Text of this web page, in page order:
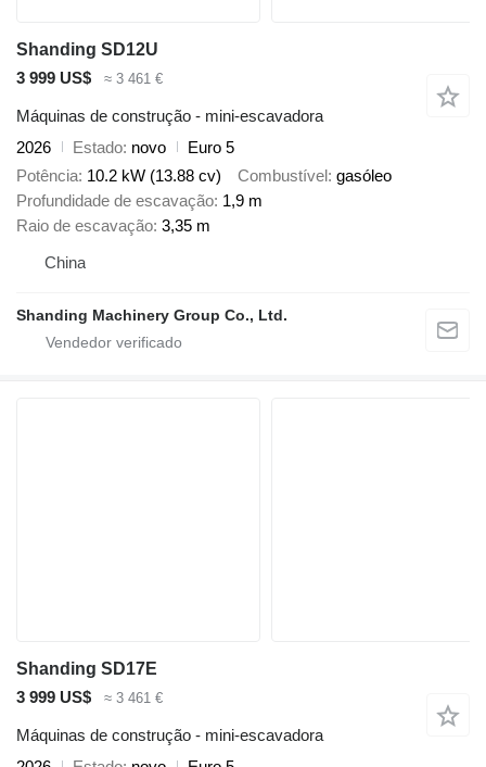
Shanding SD12U
3 999 US$
≈ 3 461 €
Máquinas de construção - mini-escavadora
2026
Estado novo
Euro 5
Potência 10.2 kW (13.88 cv) Combustível gasóleo
Profundidade de escavação 1,9 m
Raio de escavação 3,35 m
China
Shanding Machinery Group Co., Ltd.
Shanding SD17E
3 999 US$
≈ 3 461 €
Máquinas de construção - mini-escavadora